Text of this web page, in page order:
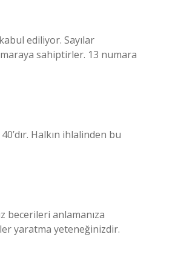
ediliyor. Sayılar
sahiptirler. 13 numara
Halkın ihlalinden bu
becerileri anlamanıza
yaratma yeteneğinizdir.